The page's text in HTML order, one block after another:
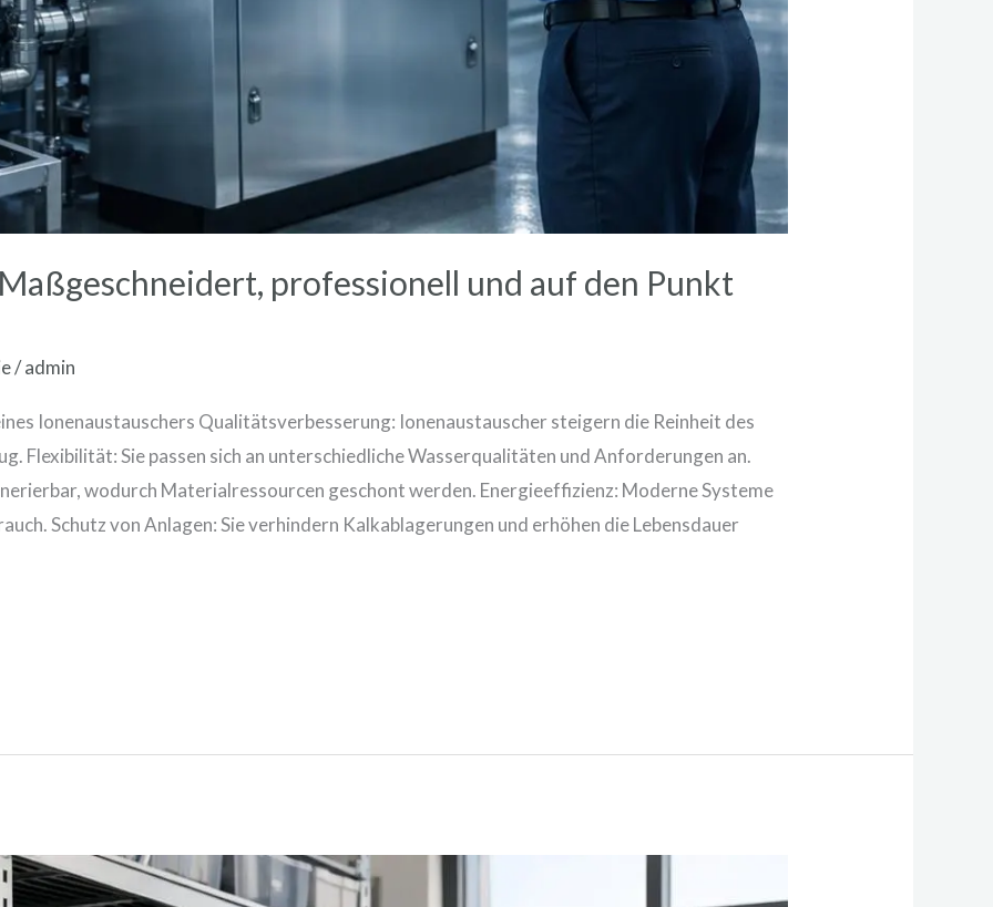
professionell und auf den Punkt
/admin
Ionenaustauschers Qualitätsverbesserung: Ionenaustauscher steigern die Reinheit des
Flexibilität: Sie passen sich an unterschiedliche Wasserqualitäten und Anforderungen an.
wodurch Materialressourcen geschont werden. Energieeffizienz: Moderne Systeme
Schutz von Anlagen: Sie verhindern Kalkablagerungen und erhöhen die Lebensdauer